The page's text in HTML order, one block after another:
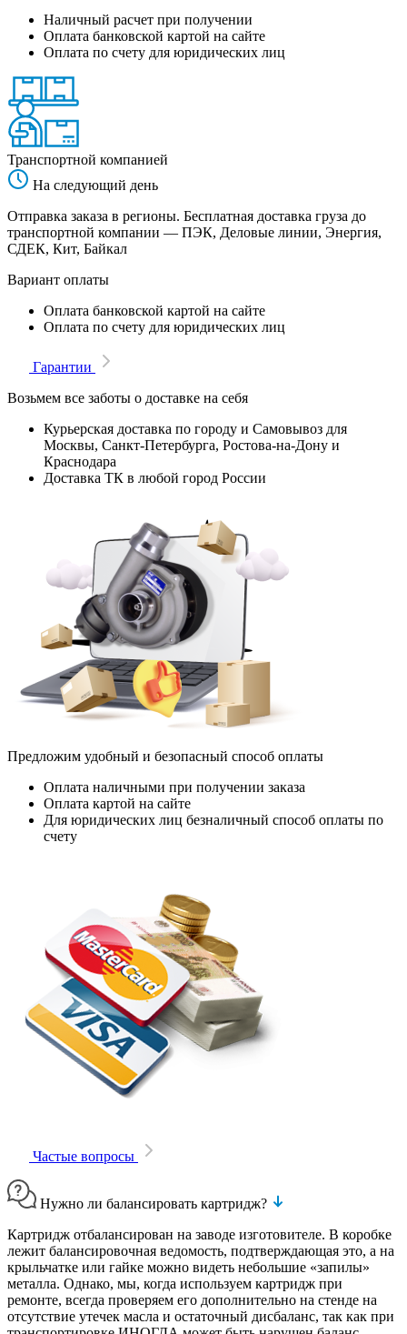
Наличный расчет при получении
Оплата банковской картой на сайте
Оплата по счету для юридических лиц
Транспортной компанией
На следующий день
Отправка заказа в регионы. Бесплатная доставка груза до
транспортной компании — ПЭК, Деловые линии, Энергия,
СДЕК, Кит, Байкал
Вариант оплаты
Оплата банковской картой на сайте
Оплата по счету для юридических лиц
Гарантии
Возьмем все заботы о доставке на себя
Курьерская доставка по городу и Самовывоз для
Москвы, Санкт-Петербурга, Ростова-на-Дону и
Краснодара
Доставка ТК в любой город России
Предложим удобный и безопасный способ оплаты
Оплата наличными при получении заказа
Оплата картой на сайте
Для юридических лиц безналичный способ оплаты по
счету
Частые вопросы
Нужно ли балансировать картридж?
Картридж отбалансирован на заводе изготовителе. В коробке
лежит балансировочная ведомость, подтверждающая это, а на
крыльчатке или гайке можно видеть небольшие «запилы»
металла. Однако, мы, когда используем картридж при
ремонте, всегда проверяем его дополнительно на стенде на
отсутствие утечек масла и остаточный дисбаланс, так как при